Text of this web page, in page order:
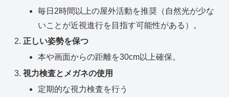
毎日2時間以上の屋外活動を推奨（自然光が少な
いことが近視進行を目指す可能性がある）。
正しい姿勢を保つ
本や画面からの距離を30cm以上確保。
視力検査とメガネの使用
定期的な視力検査を行う